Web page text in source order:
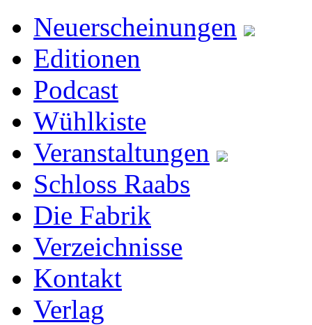
Neuerscheinungen
Editionen
Podcast
Wühlkiste
Veranstaltungen
Schloss Raabs
Die Fabrik
Verzeichnisse
Kontakt
Verlag